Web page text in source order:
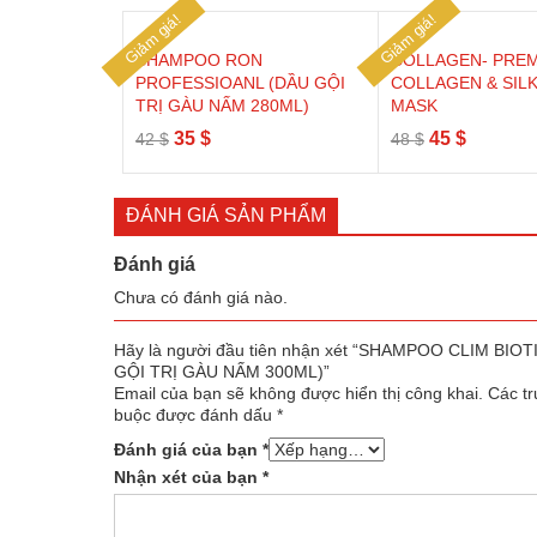
Giảm giá!
SHAMPOO RON
PROFESSIOANL (DẦU GỘI
TRỊ GÀU NẤM 280ML)
42$ Giá
42 $.
35 $Giá
là:
35 $.
Giảm giá!
COLLAGEN-
COLLAGEN &
MASK
48$ Giá
45 $Giá
45 $.
ĐÁNH GIÁ SẢN PHẨM
Đánh giá
Chưa có đánh giá nào.
Hãy là người đầu tiên nhận xét “SHAMPOO CLIM
GỘI TRỊ GÀU NẤM 300ML)”
Email của bạn sẽ không được hiển thị công khai. Các
buộc được đánh dấu *
Đánh giá của bạn *
Nhận xét của bạn *